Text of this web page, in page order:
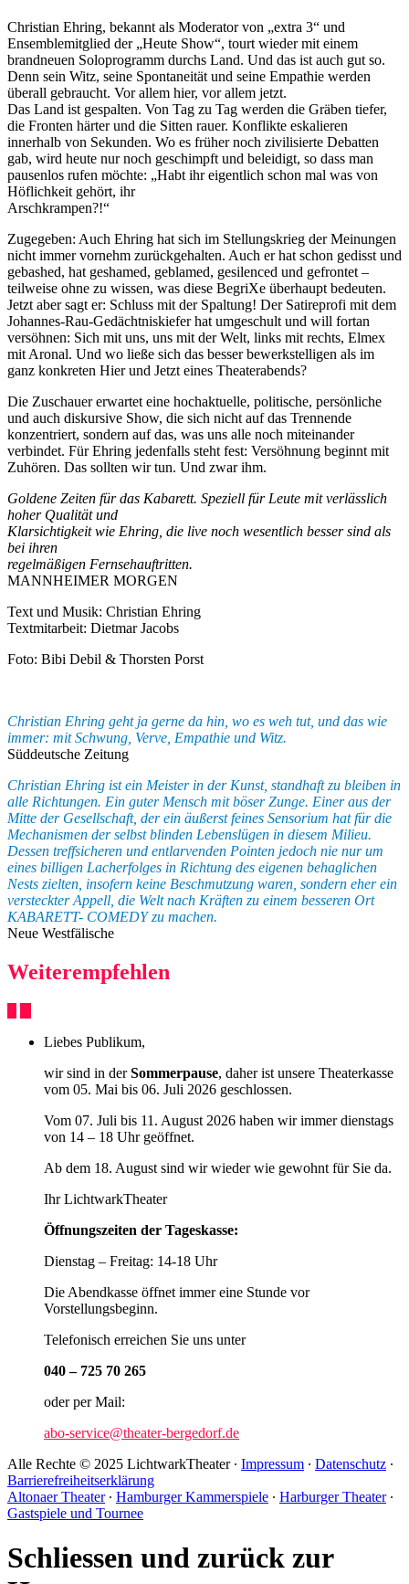
Christian Ehring, bekannt als Moderator von „extra 3“ und
Ensemblemitglied der „Heute Show“, tourt wieder mit einem
brandneuen Soloprogramm durchs Land. Und das ist auch gut so.
Denn sein Witz, seine Spontaneität und seine Empathie werden
überall gebraucht. Vor allem hier, vor allem jetzt.
Das Land ist gespalten. Von Tag zu Tag werden die Gräben tiefer,
die Fronten härter und die Sitten rauer. Konflikte eskalieren
innerhalb von Sekunden. Wo es früher noch zivilisierte Debatten
gab, wird heute nur noch geschimpft und beleidigt, so dass man
pausenlos rufen möchte: „Habt ihr eigentlich schon mal was von
Höflichkeit gehört, ihr
Arschkrampen?!“
Zugegeben: Auch Ehring hat sich im Stellungskrieg der Meinungen
nicht immer vornehm zurückgehalten. Auch er hat schon gedisst und
gebashed, hat geshamed, geblamed, gesilenced und gefrontet –
teilweise ohne zu wissen, was diese BegriXe überhaupt bedeuten.
Jetzt aber sagt er: Schluss mit der Spaltung! Der Satireprofi mit dem
Johannes-Rau-Gedächtniskiefer hat umgeschult und will fortan
versöhnen: Sich mit uns, uns mit der Welt, links mit rechts, Elmex
mit Aronal. Und wo ließe sich das besser bewerkstelligen als im
ganz konkreten Hier und Jetzt eines Theaterabends?
Die Zuschauer erwartet eine hochaktuelle, politische, persönliche
und auch diskursive Show, die sich nicht auf das Trennende
konzentriert, sondern auf das, was uns alle noch miteinander
verbindet. Für Ehring jedenfalls steht fest: Versöhnung beginnt mit
Zuhören. Das sollten wir tun. Und zwar ihm.
Goldene Zeiten für das Kabarett. Speziell für Leute mit verlässlich
hoher Qualität und
Klarsichtigkeit wie Ehring, die live noch wesentlich besser sind als
bei ihren
regelmäßigen Fernsehauftritten.
MANNHEIMER MORGEN
Text und Musik: Christian Ehring
Textmitarbeit: Dietmar Jacobs
Foto: Bibi Debil & Thorsten Porst
Christian Ehring geht ja gerne da hin, wo es weh tut, und das wie
immer: mit Schwung, Verve, Empathie und Witz.
Süddeutsche Zeitung
Christian Ehring ist ein Meister in der Kunst, standhaft zu bleiben in
alle Richtungen. Ein guter Mensch mit böser Zunge. Einer aus der
Mitte der Gesellschaft, der ein äußerst feines Sensorium hat für die
Mechanismen der selbst blinden Lebenslügen in diesem Milieu.
Dessen treffsicheren und entlarvenden Pointen jedoch nie nur um
eines billigen Lacherfolges in Richtung des eigenen behaglichen
Nests zielten, insofern keine Beschmutzung waren, sondern eher ein
versteckter Appell, die Welt nach Kräften zu einem besseren Ort
KABARETT- COMEDY zu machen.
Neue Westfälische
Weiterempfehlen
Liebes Publikum,
wir sind in derSommerpause, daher ist unsere Theaterkasse
vom 05. Mai bis 06. Juli 2026 geschlossen.
Vom 07. Juli bis 11. August 2026 haben wir immer dienstags
von 14 – 18 Uhr geöffnet.
Ab dem 18. August sind wir wieder wie gewohnt für Sie da.
Ihr LichtwarkTheater
Öffnungszeiten der Tageskasse:
Dienstag – Freitag: 14-18 Uhr
Die Abendkasse öffnet immer eine Stunde vor
Vorstellungsbeginn.
Telefonisch erreichen Sie uns unter
040 – 725 70 265
oder per Mail:
abo-service@theater-bergedorf.de
Alle Rechte © 2025 LichtwarkTheater ∙ Impressum ∙ Datenschutz ∙
Barrierefreiheitserklärung
Altonaer Theater∙ Hamburger Kammerspiele ∙ Harburger Theater∙
Gastspiele und Tournee
Schliessen und zurück zur